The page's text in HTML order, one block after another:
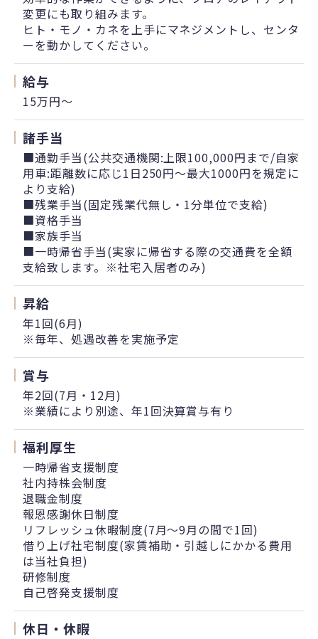
変更にも取り組みます。
ヒト・モノ・カネを上手にマネジメントし、センタ
ーを動かしてください。
給与
15万円〜
諸手当
■通勤手当(公共交通機関:上限100,000円まで/自家
用車:距離数に応じ1日250円～最大1000円を規定に
より支給)
■残業手当(固定残業代無し・1分単位で支給)
■資格手当
■家族手当
■一時帰省手当(実家に帰省する際の交通費を全額
支給致します。※社宅入居者のみ)
昇給
年1回(6月)
※毎年、処遇改善を実施予定
賞与
年2回(7月・12月)
※業績により別途、年1回決算賞与有り
福利厚生
一時帰省支援制度
社内持株会制度
退職金制度
報恩感謝休日制度
リフレッシュ休暇制度(7月～9月の間で1回)
借り上げ社宅制度(家賃補助・引越しにかかる費用
は当社負担)
研修制度
自己啓発支援制度
休日・休暇